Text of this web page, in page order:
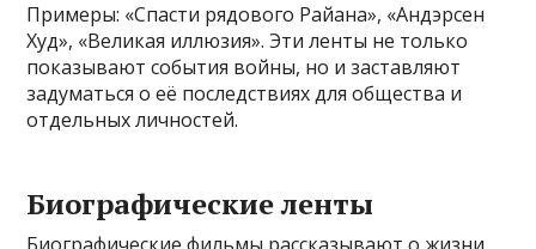
Примеры: «Спасти рядового Райана», «Андэрсен
Худ», «Великая иллюзия». Эти ленты не только
показывают события войны, но и заставляют
задуматься о её последствиях для общества и
отдельных личностей.
Биографические ленты